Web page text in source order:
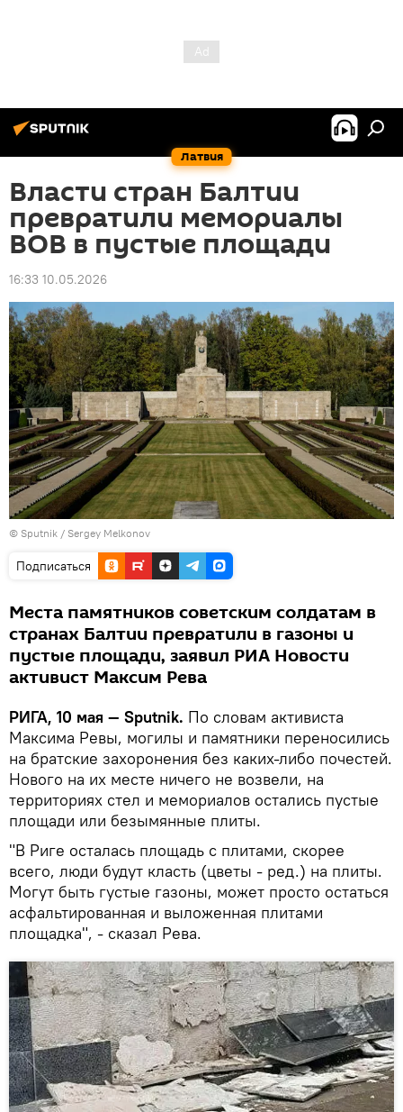
Латвия
Власти стран Балтии
превратили мемориалы
ВОВ в пустые площади
16:33 10.05.2026
© Sputnik / Sergey Melkonov
Подписаться
Места памятников советским солдатам в
странах Балтии превратили в газоны и
пустые площади, заявил РИА Новости
активист Максим Рева
РИГА, 10 мая — Sputnik. По словам активиста
Максима Ревы, могилы и памятники переносились
на братские захоронения без каких-либо почестей.
Нового на их месте ничего не возвели, на
территориях стел и мемориалов остались пустые
площади или безымянные плиты.
"В Риге осталась площадь с плитами, скорее
всего, люди будут класть (цветы - ред.) на плиты.
Могут быть густые газоны, может просто остаться
асфальтированная и выложенная плитами
площадка", - сказал Рева.